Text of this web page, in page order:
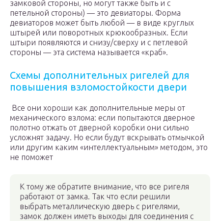
замковой стороны, но могут также быть и с
петельной стороны) — это девиаторы. Форма
девиаторов может быть любой — в виде круглых
штырей или поворотных крюкообразных. Если
штыри появляются и снизу/сверху и с петлевой
стороны — эта система называется «краб».
Схемы дополнительных ригелей для
повышения взломостойкости двери
Все они хороши как дополнительные меры от
механического взлома: если попытаются дверное
полотно отжать от дверной коробки они сильно
усложнят задачу. Но если будут вскрывать отмычкой
или другим каким «интеллектуальным» методом, это
не поможет
К тому же обратите внимание, что все ригеля
работают от замка. Так что если решили
выбрать металлическую дверь с ригелями,
замок должен иметь выходы для соединения с